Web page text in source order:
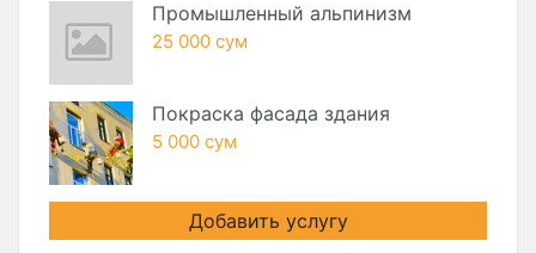
Промышленный альпинизм
25 000 сум
Покраска фасада здания
5 000 сум
Добавить услугу